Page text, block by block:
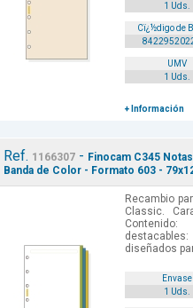
1 Uds.
Cï¿½digo de
UMV
1 Uds.
+ Información
Ref. 1166307- Finocam C345
Banda de Color - Formato 603 -
Recambio
Classic.
diseñados
Envase
1 Uds.